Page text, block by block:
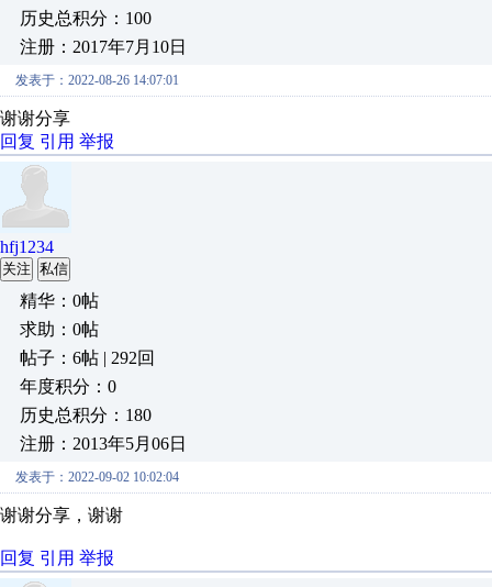
历史总积分：100
注册：2017年7月10日
发表于：2022-08-26 14:07:01
谢谢分享
回复 引用 举报
hfj1234
关注 私信
精华：0帖
求助：0帖
帖子：6帖 | 292回
年度积分：0
历史总积分：180
注册：2013年5月06日
发表于：2022-09-02 10:02:04
谢谢分享，谢谢
回复 引用 举报